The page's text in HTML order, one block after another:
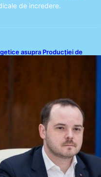
de incredere.
asupra Producției de